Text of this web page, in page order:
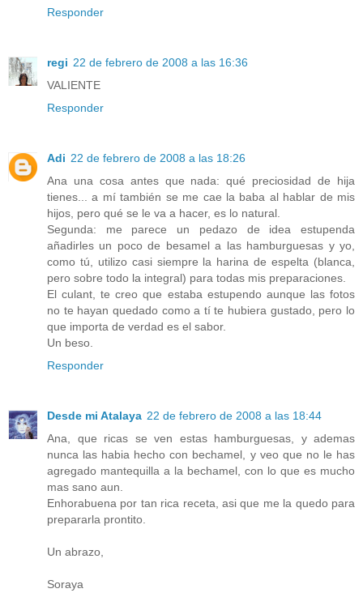
Responder
regi 22 de febrero de 2008 a las 16:36
VALIENTE
Responder
Adi 22 de febrero de 2008 a las 18:26
Ana una cosa antes que nada: qué preciosidad de hija
tienes... a mí también se me cae la baba al hablar de mis
hijos, pero qué se le va a hacer, es lo natural.
Segunda: me parece un pedazo de idea estupenda
añadirles un poco de besamel a las hamburguesas y yo,
como tú, utilizo casi siempre la harina de espelta (blanca,
pero sobre todo la integral) para todas mis preparaciones.
El culant, te creo que estaba estupendo aunque las fotos
no te hayan quedado como a tí te hubiera gustado, pero lo
que importa de verdad es el sabor.
Un beso.
Responder
Desde mi Atalaya 22 de febrero de 2008 a las 18:44
Ana, que ricas se ven estas hamburguesas, y ademas
nunca las habia hecho con bechamel, y veo que no le has
agregado mantequilla a la bechamel, con lo que es mucho
mas sano aun.
Enhorabuena por tan rica receta, asi que me la quedo para
prepararla prontito.
Un abrazo,
Soraya